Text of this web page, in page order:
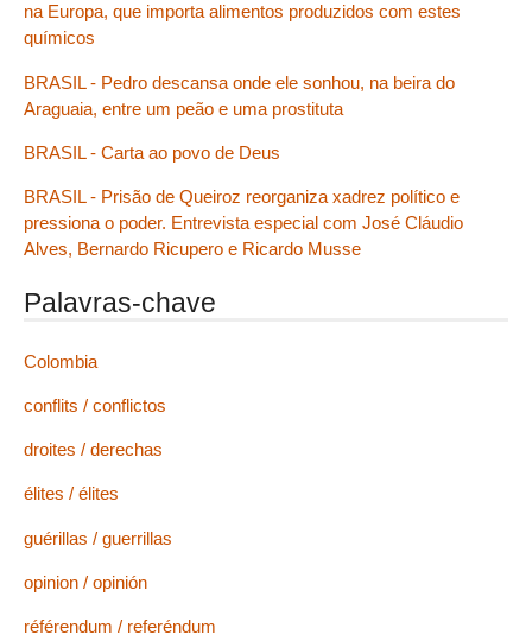
na Europa, que importa alimentos produzidos com estes
químicos
BRASIL - Pedro descansa onde ele sonhou, na beira do
Araguaia, entre um peão e uma prostituta
BRASIL - Carta ao povo de Deus
BRASIL - Prisão de Queiroz reorganiza xadrez político e
pressiona o poder. Entrevista especial com José Cláudio
Alves, Bernardo Ricupero e Ricardo Musse
Palavras-chave
Colombia
conflits / conflictos
droites / derechas
élites / élites
guérillas / guerrillas
opinion / opinión
référendum / referéndum